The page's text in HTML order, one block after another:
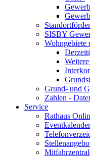
SISBY
Wohngebiete
Grund- und
Zahlen -
Service
Rathaus
Eventkalender